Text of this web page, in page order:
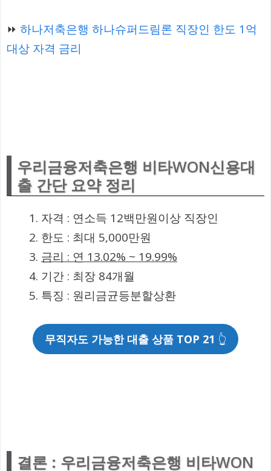
⏩ 하나저축은행 하나슈퍼드림론 직장인 한도 1억
대상 자격 금리
우리금융저축은행 비타WON신용대
출 간단 요약 정리
자격 : 연소득 12백만원이상 직장인
한도 : 최대 5,000만원
금리 : 연 13.02% ~ 19.99%
기간 : 최장 84개월
특징 : 원리금균등분할상환
무직자도 가능한 대출 상품 TOP 21 👆
결론 : 우리금융저축은행 비타WON